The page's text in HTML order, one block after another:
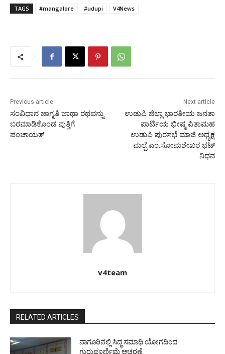
TAGS #mangalore #udupi V4News
Previous article
ಸಂವಿಧಾನ ಜಾಗೃತಿ ಜಾಥಾ ರಥವನ್ನು
ಬರಮಾಡಿಕೊಂಡ ಪುತ್ತಿಗೆ
ಪಂಚಾಯತ್
Next article
ಉಡುಪಿ ಜಿಲ್ಲಾ ಭಾರತೀಯ ಜನತಾ
ಪಾರ್ಟಿಯ ಭೀಷ್ಮ ಪಿತಾಮಹ
ಉಡುಪಿ ಪುರಸಭೆ ಮಾಜಿ ಅಧ್ಯಕ್ಷ
ಮಲ್ಪೆ ಎಂ.ಸೋಮಶೇಖರ ಭಟ್
ನಿಧನ
v4team
RELATED ARTICLES
ನಾಗೂರಿನಲ್ಲಿ ಸಿದ್ಧ ಸಮಾಧಿ ಯೋಗದಿಂದ
ಗುರುಪೂರ್ಣಿಮೆ ಆಚರಣೆ